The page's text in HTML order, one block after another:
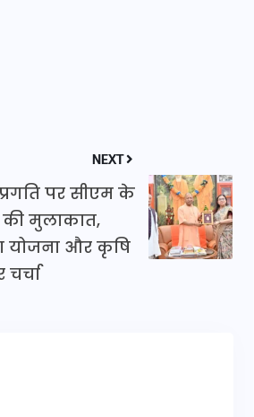
NEXT
पर सीएम के
की मुलाकात,
योजना और कृषि